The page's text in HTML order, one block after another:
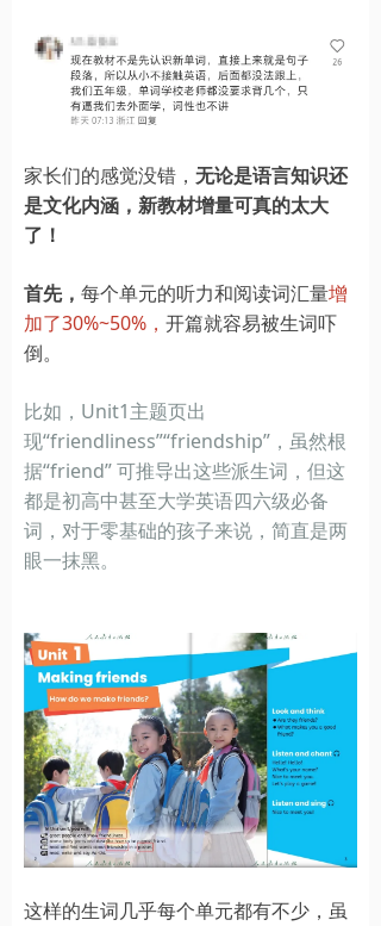
家长们的感觉没错， 无论是语言知识还
是文化内涵，新教材增量可真的太大
了！
首先， 每个单元的听力和阅读词汇量增
加了30%~50%， 开篇就容易被生词吓
倒。
比如，Unit1主题页出
现“friendliness”“friendship”，虽然根
据“friend” 可推导出这些派生词，但这
都是初高中甚至大学英语四六级必备
词，对于零基础的孩子来说，简直是两
眼一抹黑。
这样的生词几乎每个单元都有不少，虽